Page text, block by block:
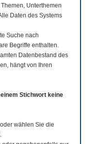
Unterthemen
Daten des Systems
Suche nach
Begriffe enthalten.
Datenbestand des
hängt von Ihren
Stichwort keine
wählen Sie die